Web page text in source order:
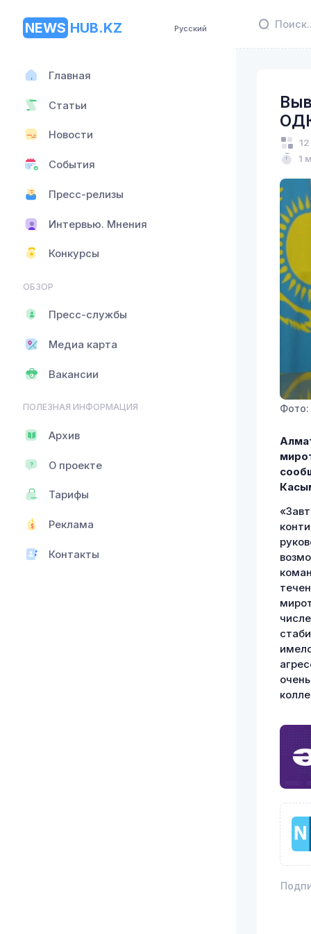
NEWS HUB.KZ Русский
Главная
Статьи
Новости
События
Пресс-релизы
Интервью. Мнения
Конкурсы
ОБЗОР
Пресс-службы
Медиа карта
Вакансии
ПОЛЕЗНАЯ ИНФОРМАЦИЯ
Архив
О проекте
Тарифы
Реклама
Контакты
1
Фото: